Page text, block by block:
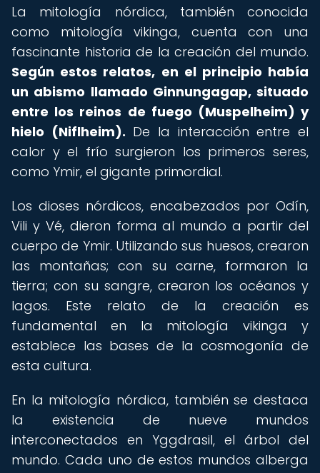
La mitología nórdica, también conocida
como mitología vikinga, cuenta con una
fascinante historia de la creación del mundo.
Según estos relatos, en el principio había
un abismo llamado Ginnungagap, situado
entre los reinos de fuego (Muspelheim) y
hielo (Niflheim). De la interacción entre el
calor y el frío surgieron los primeros seres,
como Ymir, el gigante primordial.
Los dioses nórdicos, encabezados por Odín,
Vili y Vé, dieron forma al mundo a partir del
cuerpo de Ymir. Utilizando sus huesos, crearon
las montañas; con su carne, formaron la
tierra; con su sangre, crearon los océanos y
lagos. Este relato de la creación es
fundamental en la mitología vikinga y
establece las bases de la cosmogonía de
esta cultura.
En la mitología nórdica, también se destaca
la existencia de nueve mundos
interconectados en Yggdrasil, el árbol del
mundo. Cada uno de estos mundos alberga